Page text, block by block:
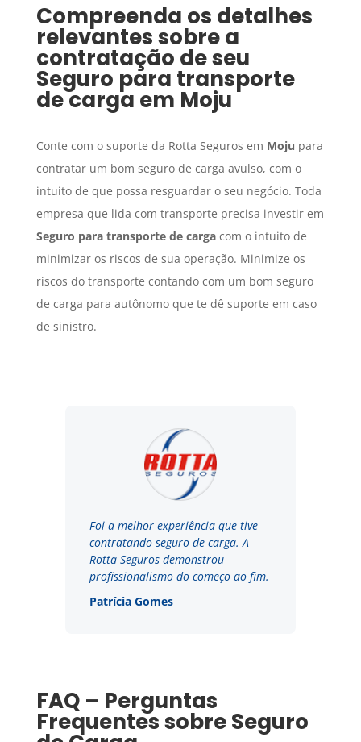
Compreenda os detalhes
relevantes sobre a
contratação de seu
Seguro para transporte
de carga em Moju
Conte com o suporte da Rotta Seguros em Moju para
contratar um bom seguro de carga avulso, com o
intuito de que possa resguardar o seu negócio. Toda
empresa que lida com transporte precisa investir em
Seguro para transporte de cargacom o intuito de
minimizar os riscos de sua operação. Minimize os
riscos do transporte contando com um bom seguro
de carga para autônomo que te dê suporte em caso
de sinistro.
Foi a melhor experiência que tive
contratando seguro de carga. A
Rotta Seguros demonstrou
profissionalismo do começo ao fim.
Patrícia Gomes
FAQ – Perguntas
Frequentes sobre Seguro